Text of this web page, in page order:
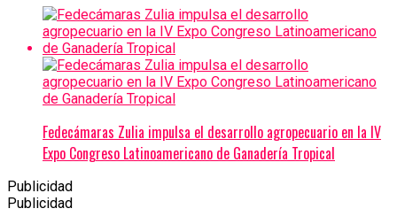
Fedecámaras Zulia impulsa el desarrollo agropecuario en la IV
Expo Congreso Latinoamericano de Ganadería Tropical
Publicidad
Publicidad